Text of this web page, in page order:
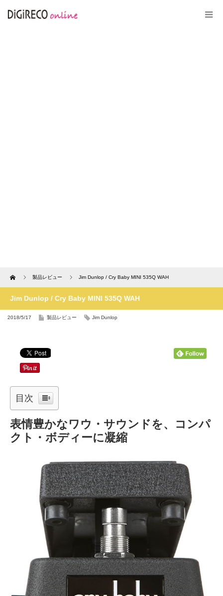
Home 製品レビュー Jim Dunlop / Cry Baby MINI 535Q WAH
Jim Dunlop / Cry Baby MINI 535Q WAH
2018/5/17 製品レビュー Jim Dunlop
目次
表情豊かなワウ・サウンドを、コンパ
クト・ボディーに凝縮